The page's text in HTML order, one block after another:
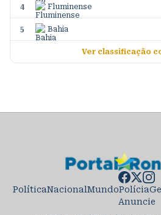
4 Fluminense
5 Bahia
Ver classificação
PolíticaNacionalMundoPolícia
Anuncie